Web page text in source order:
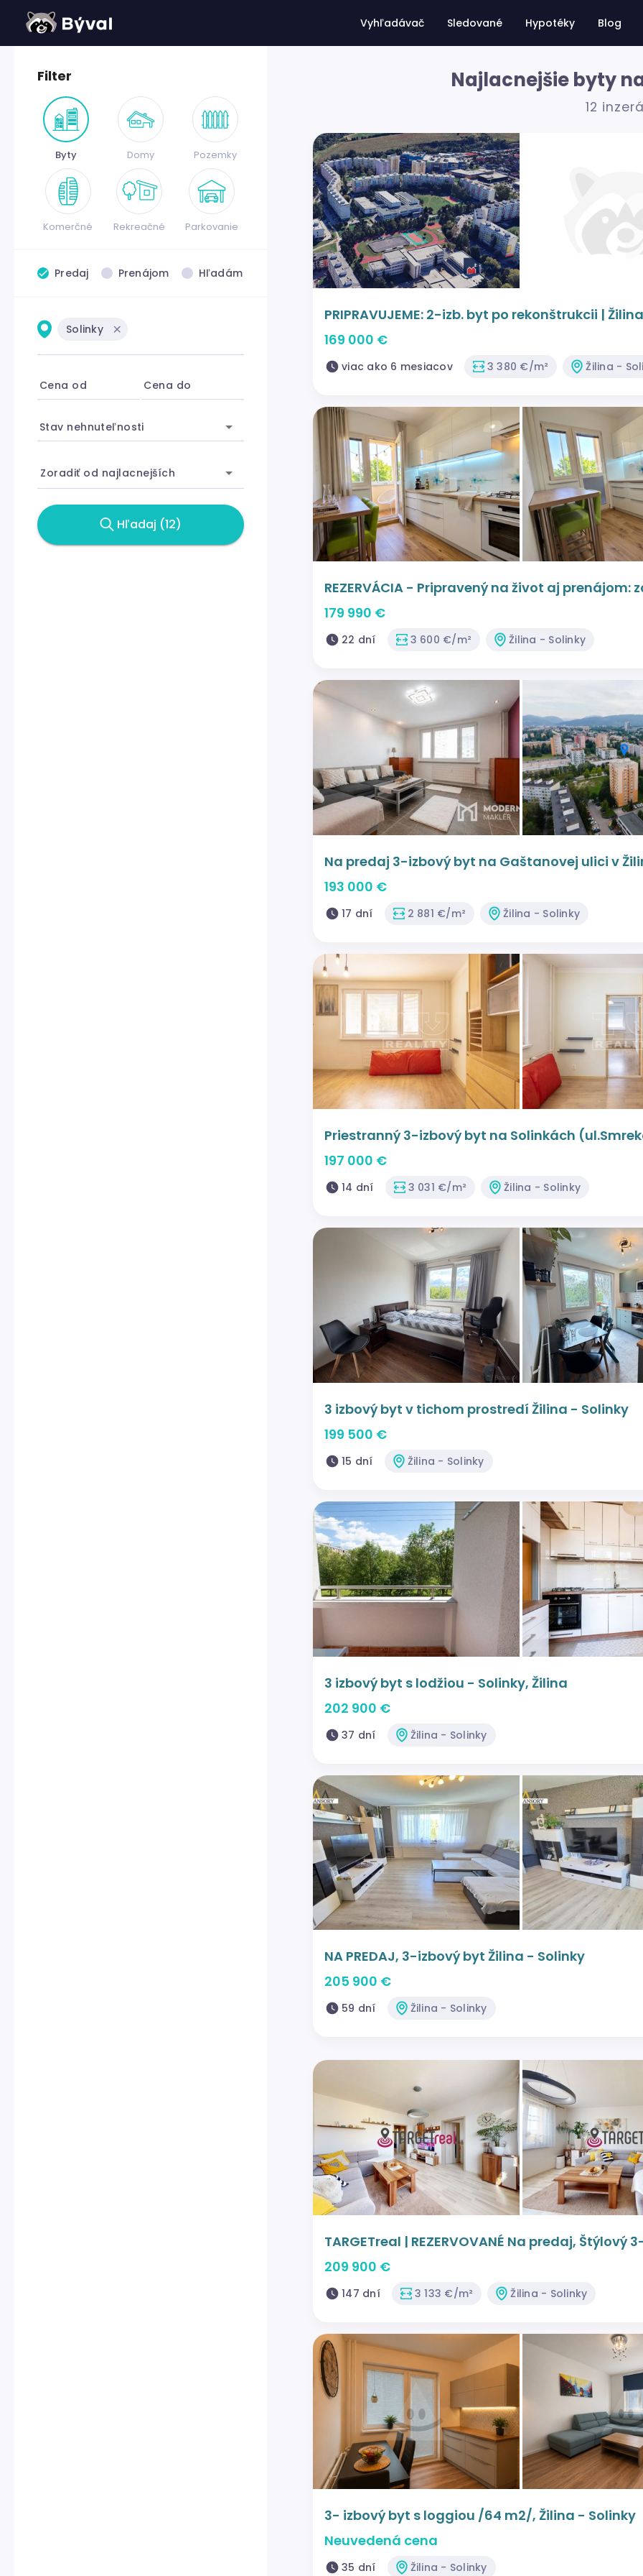
Vyhľadávač Sledované Hypotéky Blog
Filter
Byty Domy Pozemky
Komerčné Rekreačné Parkovanie
Predaj Prenájom Hľadám
Solinky
Cena od Cena do
Stav nehnuteľnosti
Zoradiť od najlacnejších
Hľadaj (12)
Najlacnejšie byty
12
PRIPRAVUJEME: 2-izb. byt po rekonštrukcii |
169 000 €
viac ako 6 mesiacov 3 380 €/m² Žilina -
REZERVÁCIA - Pripravený na život aj
Solinky, Cena: 179.990€
179 990 €
22 dní 3 600 €/m² Žilina - Solinky
Na predaj 3-izbový byt na Gaštanovej ulici v
193 000 €
17 dní 2 881 €/m² Žilina - Solinky
Priestranný 3-izbový byt na Solinkách
197 000 €
14 dní 3 031 €/m² Žilina - Solinky
3 izbový byt v tichom prostredí Žilina - Solinky
199 500 €
15 dní Žilina - Solinky
3 izbový byt s lodžiou - Solinky, Žilina
202 900 €
37 dní Žilina - Solinky
NA PREDAJ, 3-izbový byt Žilina - Solinky
205 900 €
59 dní Žilina - Solinky
TARGETreal | REZERVOVANÉ Na predaj,
209 900 €
147 dní 3 133 €/m² Žilina - Solinky
3- izbový byt s loggiou /64 m2/, Žilina - Solinky
Neuvedená cena
35 dní Žilina - Solinky